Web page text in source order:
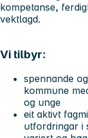
kompetanse,
vektlagd.
Vi tilbyr:
spennande
kommune
og unge
eit aktivt
utfordringar i